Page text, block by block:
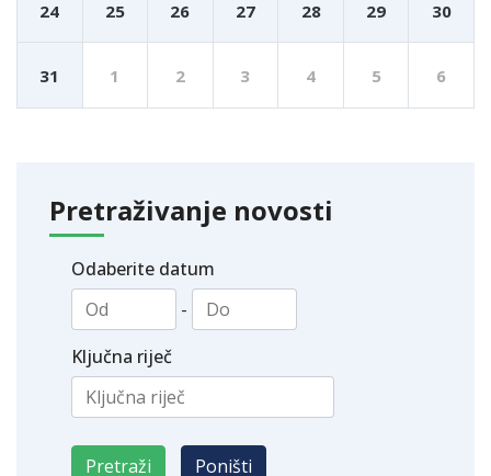
24 25 26 27 28 29 30
31 1 2 3 4 5 6
Pretraživanje novosti
Odaberite datum
-
Ključna riječ